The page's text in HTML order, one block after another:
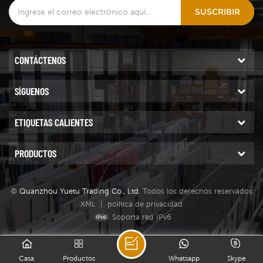
diferentes efectos. También
puede usarlo junto con
almohadillas de pulido
normales, lo que le brinda
una superficie de piedra
SUSCRIBIR
CONTÁCTENOS
SÍGUENOS
ETIQUETAS CALIENTES
PRODUCTOS
© Quanzhou Yuetu Trading Co., Ltd. Todos los derechos reservados
XML
| política de privacidad
Soporta red IPv6
Casa Productos Skype
Whatsapp